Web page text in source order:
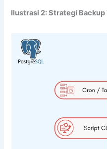
Ilustrasi 2: Strategi Backup